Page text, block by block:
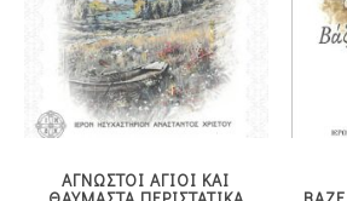
ΑΓΝΩΣΤΟΙ ΑΓΙΟΙ ΚΑΙ